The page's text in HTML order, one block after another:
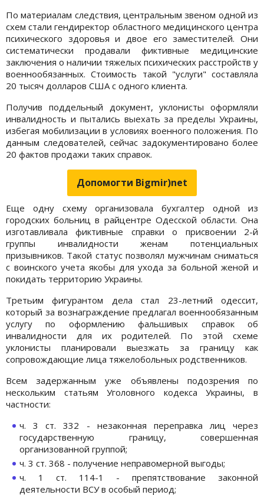
По материалам следствия, центральным звеном одной из
схем стали гендиректор областного медицинского центра
психического здоровья и двое его заместителей. Они
систематически продавали фиктивные медицинские
заключения о наличии тяжелых психических расстройств у
военнообязанных. Стоимость такой "услуги" составляла
20 тысяч долларов США с одного клиента.
Получив поддельный документ, уклонисты оформляли
инвалидность и пытались выехать за пределы Украины,
избегая мобилизации в условиях военного положения. По
данным следователей, сейчас задокументировано более
20 фактов продажи таких справок.
Допомогти Bigmir)net
Еще одну схему организовала бухгалтер одной из
городских больниц в райцентре Одесской области. Она
изготавливала фиктивные справки о присвоении 2-й
группы инвалидности женам потенциальных
призывников. Такой статус позволял мужчинам сниматься
с воинского учета якобы для ухода за больной женой и
покидать территорию Украины.
Третьим фигурантом дела стал 23-летний одессит,
который за вознаграждение предлагал военнообязанным
услугу по оформлению фальшивых справок об
инвалидности для их родителей. По этой схеме
уклонисты планировали выезжать за границу как
сопровождающие лица тяжелобольных родственников.
Всем задержанным уже объявлены подозрения по
нескольким статьям Уголовного кодекса Украины, в
частности:
ч. 3 ст. 332 - незаконная переправка лиц через
государственную границу, совершенная
организованной группой;
ч. 3 ст. 368 - получение неправомерной выгоды;
ч. 1 ст. 114-1 - препятствование законной
деятельности ВСУ в особый период;